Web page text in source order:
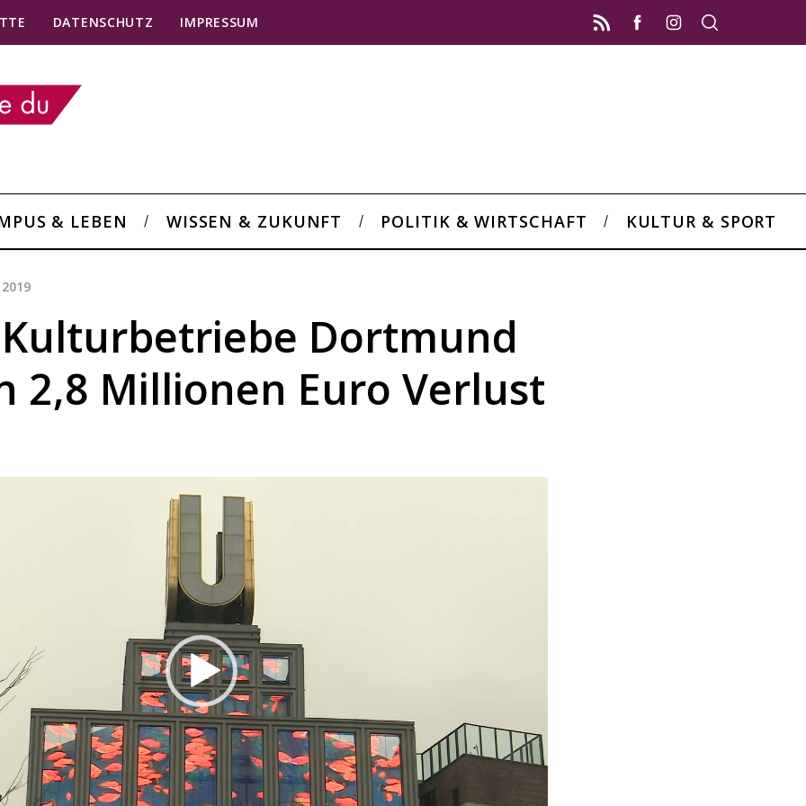
DATENSCHUTZ IMPRESSUM
& LEBEN WISSEN & ZUKUNFT POLITIK & WIRTSCHAFT KULTUR & SPORT
Dortmund
2,8 Millionen Euro Verlust